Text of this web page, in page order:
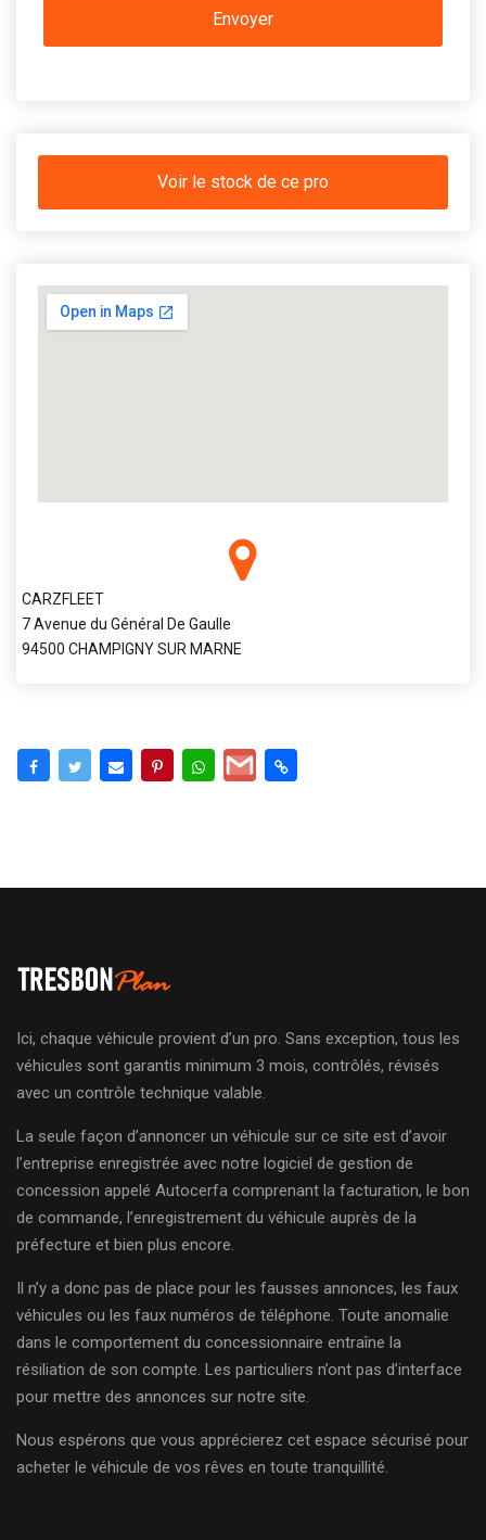
Voir le stock de ce pro
CARZFLEET
7 Avenue du Général De Gaulle
94500 CHAMPIGNY SUR MARNE
Ici, chaque véhicule provient d’un pro. Sans exception, tous les
véhicules sont garantis minimum 3 mois, contrôlés, révisés
avec un contrôle technique valable.
La seule façon d’annoncer un véhicule sur ce site est d’avoir
l’entreprise enregistrée avec notre logiciel de gestion de
concession appelé Autocerfa comprenant la facturation, le bon
de commande, l’enregistrement du véhicule auprès de la
préfecture et bien plus encore.
Il n’y a donc pas de place pour les fausses annonces, les faux
véhicules ou les faux numéros de téléphone. Toute anomalie
dans le comportement du concessionnaire entraîne la
résiliation de son compte. Les particuliers n’ont pas d’interface
pour mettre des annonces sur notre site.
Nous espérons que vous apprécierez cet espace sécurisé pour
acheter le véhicule de vos rêves en toute tranquillité.